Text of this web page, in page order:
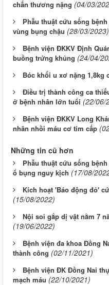
chấn thương nặng (04/03/
Phẫu thuật cứu sống
vùng bụng chậu (28/03/2023)
Bệnh viện ĐKKV Định
buồng trứng khủng (24/04/
Bóc khối u xơ nặng 1,8kg
Điều trị thành công ca
ở bệnh nhân lớn tuổi (22/06/
Bệnh viện ĐKKV Long
nhân nhồi máu cơ tim cấp
Những tin cũ hơn
Phẫu thuật cứu sống
ổ bụng nguy kịch (17/08/
Kích hoạt 'Báo động đỏ'
(15/08/2022)
Nội soi gắp dị vật nằm 7
(19/06/2022)
Bệnh viện đa khoa Đồng
thành công (02/11/2021)
Bệnh viện ĐK Đồng Nai
mạch máu (22/10/2021)